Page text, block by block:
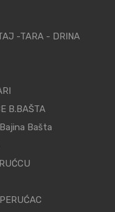
-TARA - DRINA
B.BAŠTA
Bašta